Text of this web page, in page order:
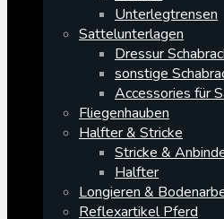
Unterlegtrensen
Sattelunterlagen
Dressur
sonstige
Accessories für
Fliegenhauben
Halfter & Stricke
Stricke &
Halfter
Longieren &
Reflexartikel Pferd